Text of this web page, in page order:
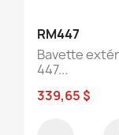
RM447
Bavette
447...
339,65 $